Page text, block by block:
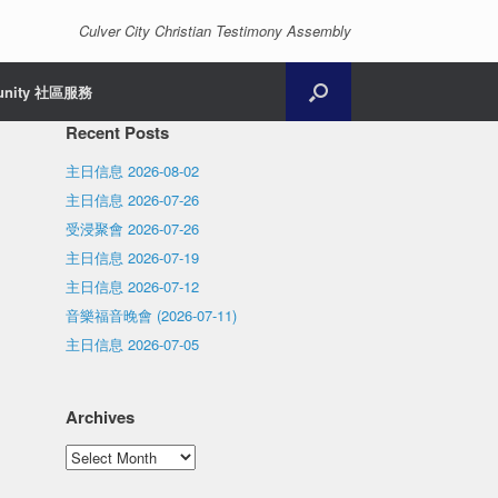
Culver City Christian Testimony Assembly
社區服務
Recent Posts
主日信息 2026-08-02
主日信息 2026-07-26
受浸聚會 2026-07-26
主日信息 2026-07-19
主日信息 2026-07-12
音樂福音晚會 (2026-07-11)
主日信息 2026-07-05
Archives
Archives